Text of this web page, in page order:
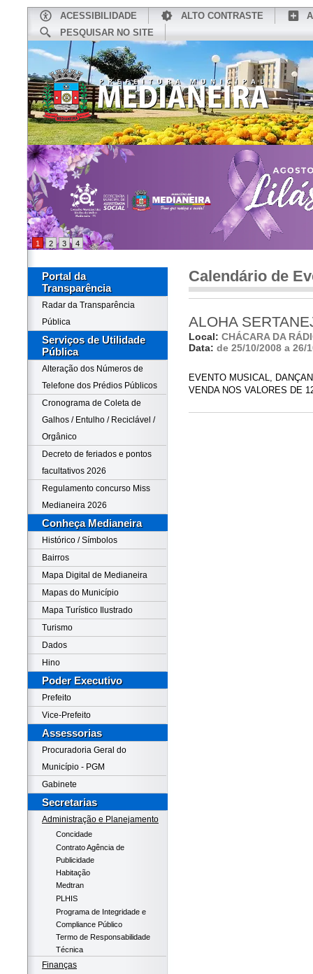
ACESSIBILIDADE ALTO CONTRASTE
PESQUISAR NO SITE
CONHEÇA MEDIANEIRA
1 2 3 4
Portal da
Transparência
Radar da Transparência
Pública
Serviços de Utilidade
Pública
Alteração dos Números de
Telefone dos Prédios Públicos
Cronograma de Coleta de
Galhos / Entulho / Reciclável /
Orgânico
Decreto de feriados e pontos
facultativos 2026
Regulamento concurso Miss
Medianeira 2026
Conheça Medianeira
Histórico / Símbolos
Bairros
Mapa Digital de Medianeira
Mapas do Município
Mapa Turístico Ilustrado
Turismo
Dados
Hino
Poder Executivo
Prefeito
Vice-Prefeito
Assessorias
Procuradoria Geral do
Município - PGM
Gabinete
Secretarias
Administração e Planejamento
Concidade
Contrato Agência de
Publicidade
Habitação
Medtran
PLHIS
Programa de Integridade e
Compliance Público
Termo de Responsabilidade
Técnica
Finanças
Calendário de
ALOHA
Local: CHÁCARA DA
Data: de 25/10/2008 a 26/
EVENTO MUSICAL,
VENDA NOS VALORES DE